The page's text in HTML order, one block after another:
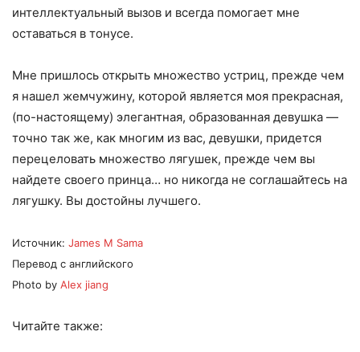
интеллектуальный вызов и всегда помогает мне
оставаться в тонусе.
Мне пришлось открыть множество устриц, прежде чем
я нашел жемчужину, которой является моя прекрасная,
(по-настоящему) элегантная, образованная девушка —
точно так же, как многим из вас, девушки, придется
перецеловать множество лягушек, прежде чем вы
найдете своего принца… но никогда не соглашайтесь на
лягушку. Вы достойны лучшего.
Источник: James M Sama
Перевод с английского
Photo by Alex jiang
Читайте также: